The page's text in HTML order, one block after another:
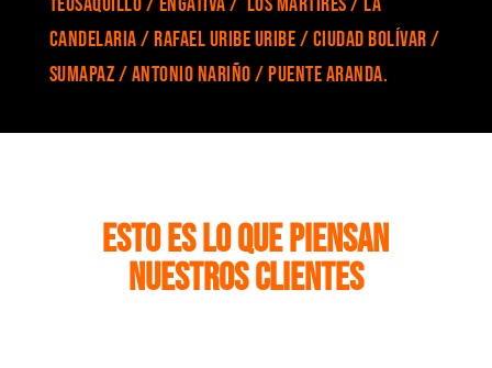
Candelaria / Rafael Uribe Uribe / Ciudad Bolívar /
Sumapaz / Antonio Nariño / Puente Aranda.
Esto es lo que piensan
nuestros clientes